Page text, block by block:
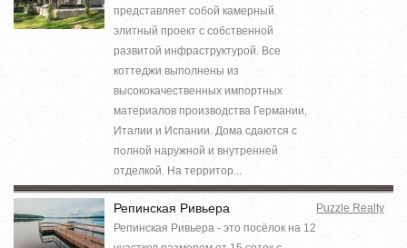
представляет собой камерный
элитный проект с собственной
развитой инфраструктурой. Все
коттеджи выполнены из
высококачественных импортных
материалов производства Германии,
Италии и Испании. Дома сдаются с
полной наружной и внутренней
отделкой. На территор...
Репинская Ривьера
Репинская Ривьера - это посёлок на 12
Puzzle Realty